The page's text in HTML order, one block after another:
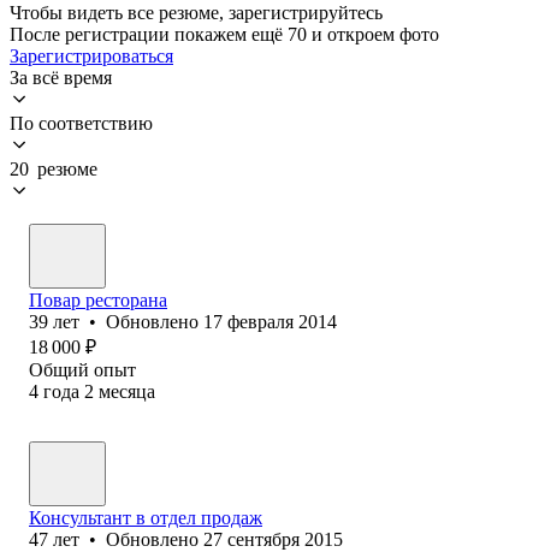
Чтобы видеть все резюме, зарегистрируйтесь
После регистрации покажем ещё 70 и откроем фото
Зарегистрироваться
За всё время
По соответствию
20 резюме
Повар ресторана
39 лет • Обновлено 17 февраля 2014
18 000 ₽
Общий опыт
4 года 2 месяца
Консультант в отдел продаж
47 лет • Обновлено 27 сентября 2015